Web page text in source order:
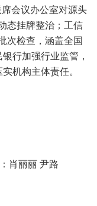
会议办公室对源头
态挂牌整治；工信
次检查，涵盖全国
行加强行业监管，
机构主体责任。
肖丽丽 尹路